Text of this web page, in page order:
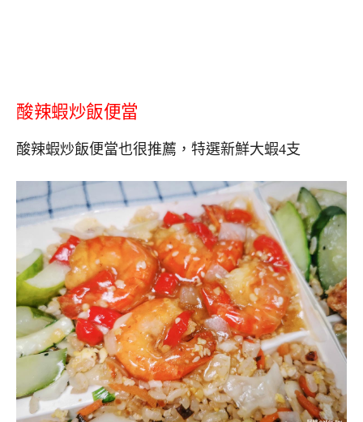
酸辣蝦炒飯便當
酸辣蝦炒飯便當也很推薦，特選新鮮大蝦4支